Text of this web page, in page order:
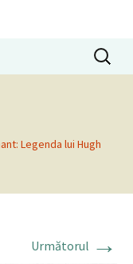
Caută
după:
Legenda lui Hugh
Următorul →